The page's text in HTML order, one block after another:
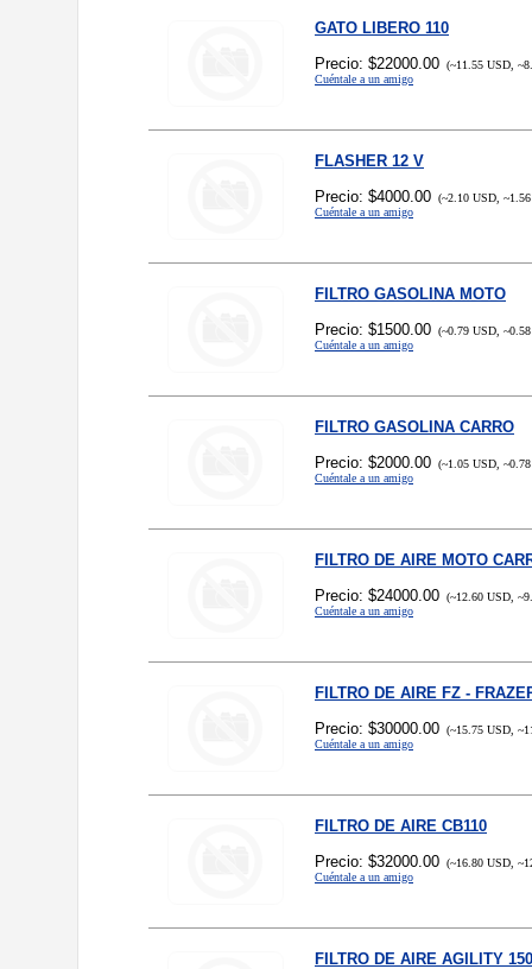
GATO LIBERO 110
Precio: $22000.00 (~11.55 USD,
Cuéntale a un amigo
FLASHER 12 V
Precio: $4000.00 (~2.10 USD,
Cuéntale a un amigo
FILTRO GASOLINA MOTO
Precio: $1500.00 (~0.79 USD,
Cuéntale a un amigo
FILTRO GASOLINA CARRO
Precio: $2000.00 (~1.05 USD,
Cuéntale a un amigo
FILTRO DE AIRE MOTO
Precio: $24000.00 (~12.60 USD,
Cuéntale a un amigo
FILTRO DE AIRE FZ -
Precio: $30000.00 (~15.75 USD,
Cuéntale a un amigo
FILTRO DE AIRE CB110
Precio: $32000.00 (~16.80 USD,
Cuéntale a un amigo
FILTRO DE AIRE AGILITY 150